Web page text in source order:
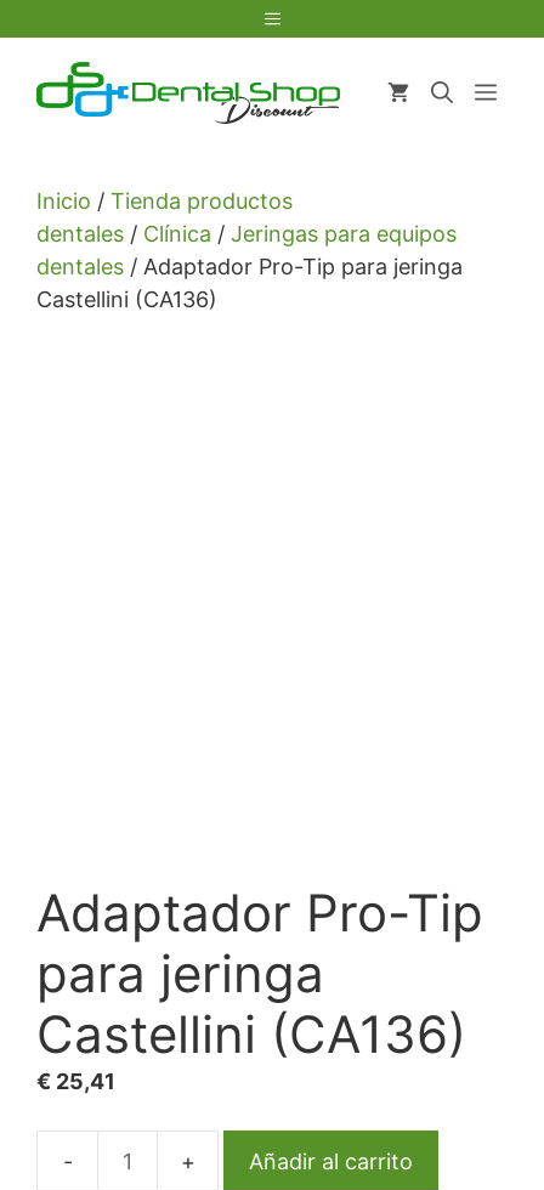
contenido
Menú
Inicio / Tienda productos
dentales / Clínica / Jeringas para equipos
dentales / Adaptador Pro-Tip para jeringa
Castellini (CA136)
Adaptador Pro-Tip
para jeringa
Castellini (CA136)
€ 25,41
Adaptador
Añadir al carrito